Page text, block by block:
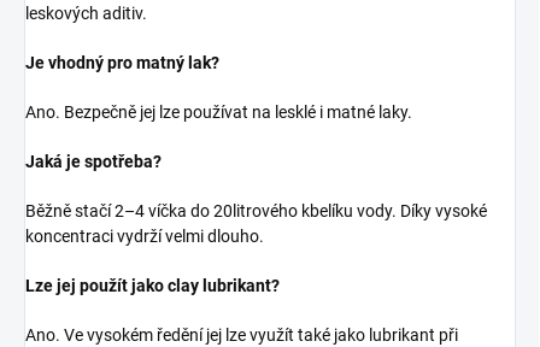
leskových aditiv.
Je vhodný pro matný lak?
Ano. Bezpečně jej lze používat na lesklé i matné laky.
Jaká je spotřeba?
Běžně stačí 2–4 víčka do 20litrového kbelíku vody. Díky vysoké
koncentraci vydrží velmi dlouho.
Lze jej použít jako clay lubrikant?
Ano. Ve vysokém ředění jej lze využít také jako lubrikant při